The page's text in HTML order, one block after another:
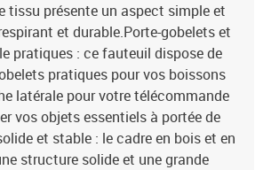
tissu présente un aspect simple et
et durable.Porte-gobelets et
pratiques : ce fauteuil dispose de
pratiques pour vos boissons
latérale pour votre télécommande
vos objets essentiels à portée de
et stable : le cadre en bois et en
structure solide et une grande